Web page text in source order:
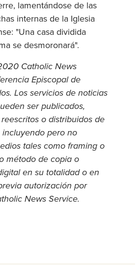
lamentándose de las
internas de la Iglesia
"Una casa dividida
se desmoronará".
Catholic News
Episcopal de
Los servicios de noticias
ser publicados,
o distribuidos de
pero no
tales como framing o
método de copia o
en su totalidad o en
autorización por
News Service.